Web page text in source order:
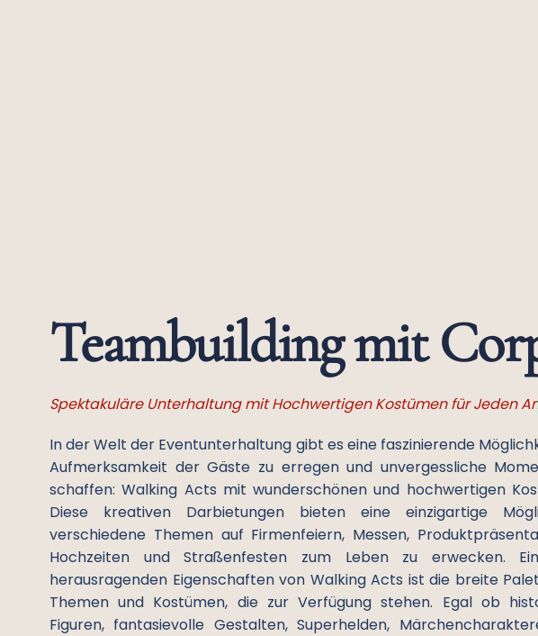
Teambuilding mit
Spektakuläre Unterhaltung mit Hochwertigen Kostümen für Jeden
In der Welt der Eventunterhaltung gibt es eine faszinierende
Aufmerksamkeit der Gäste zu erregen und unvergessliche
schaffen: Walking Acts mit wunderschönen und hochwertigen
Diese kreativen Darbietungen bieten eine einzigartige
verschiedene Themen auf Firmenfeiern, Messen,
Hochzeiten und Straßenfesten zum Leben zu erwecken.
herausragenden Eigenschaften von Walking Acts ist die breite
Themen und Kostümen, die zur Verfügung stehen. Egal ob
Figuren, fantasievolle Gestalten, Superhelden,